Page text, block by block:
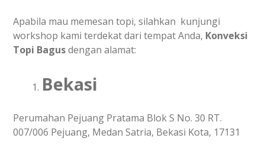
Apabila mau memesan topi, silahkan kunjungi
workshop kami terdekat dari tempat Anda, Konveksi
Topi Bagusdengan alamat:
Bekasi
Perumahan Pejuang Pratama Blok S No. 30 RT.
007/006 Pejuang, Medan Satria, Bekasi Kota, 17131